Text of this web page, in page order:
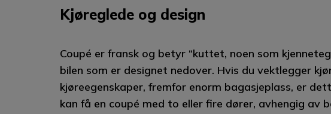
Kjøreglede og design
Coupé er fransk og betyr “kuttet, noen som
bilen som er designet nedover. Hvis du vektlegger
kjøreegenskaper, fremfor enorm bagasjeplass, er
kan få en coupé med to eller fire dører, avhengig av